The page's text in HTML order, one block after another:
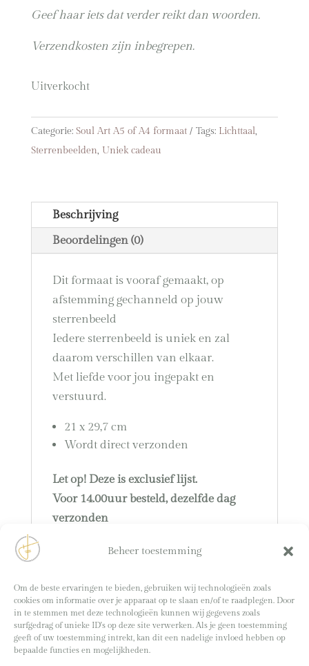
Beheer toestemming
Om de beste ervaringen te bieden, gebruiken wij technologieën zoals
cookies om informatie over je apparaat op te slaan en/of te raadplegen. Door
in te stemmen met deze technologieën kunnen wij gegevens zoals
surfgedrag of unieke ID's op deze site verwerken. Als je geen toestemming
geeft of uw toestemming intrekt, kan dit een nadelige invloed hebben op
bepaalde functies en mogelijkheden.
Geef haar iets dat verder reikt dan woorden.
Verzendkosten zijn inbegrepen.
Uitverkocht
Categorie: Soul Art A5 of A4 formaat Tags: Lichttaal,
Sterrenbeelden, Uniek cadeau
Beschrijving
Beoordelingen (0)
Dit formaat is vooraf gemaakt, op
afstemming gechanneld op jouw
sterrenbeeld
Iedere sterrenbeeld is uniek en zal
daarom verschillen van elkaar.
Met liefde voor jou ingepakt en
verstuurd.
21 x 29,7 cm
Wordt direct verzonden
Let op! Deze is exclusief lijst.
Voor 14.00uur besteld, dezelfde dag
verzonden
Branding shoot Sabrina door:Eva Bours
Overige foto’s door:Sabrina en Margot Akkerman